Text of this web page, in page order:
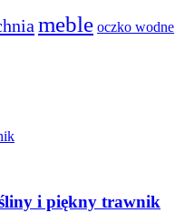
meble oczko wodne
i piękny trawnik